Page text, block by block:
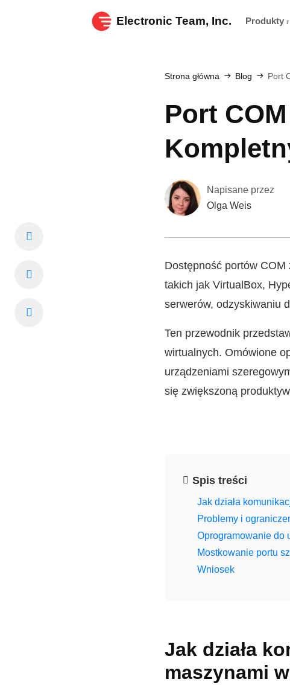
Electronic Team, Inc. Produkty
Strona główna Blog Port
Port
Napisane przez
Olga Weis
Dostępność portów
takich jak VirtualBox,
serwerów, odzyskiwaniu
Ten przewodnik
wirtualnych. Omówione
urządzeniami
się zwiększoną
Spis treści
Jak działa
Problemy i
Oprogramowanie do
Mostkowanie portu
Wniosek
Jak działa
maszynami